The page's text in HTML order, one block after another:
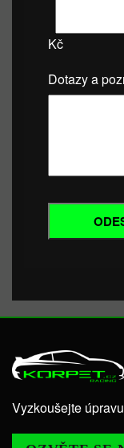
Kč
Dotazy a
Vyzkoušejte